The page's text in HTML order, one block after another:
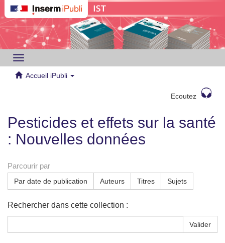
Toggle
navigation
Accueil iPubli
Ecoutez
Pesticides et effets sur la santé
: Nouvelles données
Parcourir par
Par date de publication Auteurs Titres Sujets
Rechercher dans cette collection :
Valider